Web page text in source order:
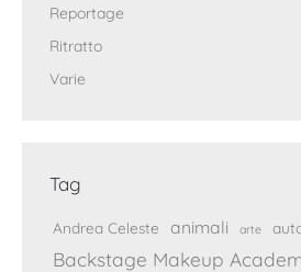
Reportage
Ritratto
Varie
Tag
Andrea Celeste animali arte
Backstage Makeup